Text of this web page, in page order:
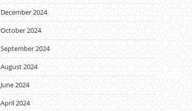
December 2024
October 2024
September 2024
August 2024
June 2024
April 2024